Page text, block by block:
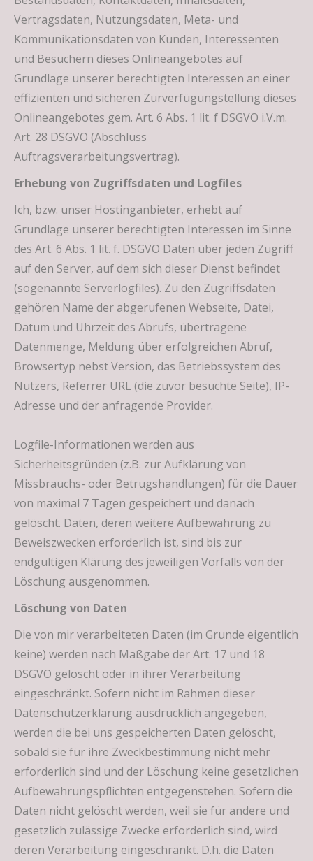
Vertragsdaten, Nutzungsdaten, Meta- und
Kommunikationsdaten von Kunden, Interessenten
und Besuchern dieses Onlineangebotes auf
Grundlage unserer berechtigten Interessen an einer
effizienten und sicheren Zurverfügungstellung dieses
Onlineangebotes gem. Art. 6 Abs. 1 lit. f DSGVO i.V.m.
Art. 28 DSGVO (Abschluss
Auftragsverarbeitungsvertrag).
Erhebung von Zugriffsdaten und Logfiles
Ich, bzw. unser Hostinganbieter, erhebt auf
Grundlage unserer berechtigten Interessen im Sinne
des Art. 6 Abs. 1 lit. f. DSGVO Daten über jeden Zugriff
auf den Server, auf dem sich dieser Dienst befindet
(sogenannte Serverlogfiles). Zu den Zugriffsdaten
gehören Name der abgerufenen Webseite, Datei,
Datum und Uhrzeit des Abrufs, übertragene
Datenmenge, Meldung über erfolgreichen Abruf,
Browsertyp nebst Version, das Betriebssystem des
Nutzers, Referrer URL (die zuvor besuchte Seite), IP-
Adresse und der anfragende Provider.
Logfile-Informationen werden aus
Sicherheitsgründen (z.B. zur Aufklärung von
Missbrauchs- oder Betrugshandlungen) für die Dauer
von maximal 7 Tagen gespeichert und danach
gelöscht. Daten, deren weitere Aufbewahrung zu
Beweiszwecken erforderlich ist, sind bis zur
endgültigen Klärung des jeweiligen Vorfalls von der
Löschung ausgenommen.
Löschung von Daten
Die von mir verarbeiteten Daten (im Grunde eigentlich
keine) werden nach Maßgabe der Art. 17 und 18
DSGVO gelöscht oder in ihrer Verarbeitung
eingeschränkt. Sofern nicht im Rahmen dieser
Datenschutzerklärung ausdrücklich angegeben,
werden die bei uns gespeicherten Daten gelöscht,
sobald sie für ihre Zweckbestimmung nicht mehr
erforderlich sind und der Löschung keine gesetzlichen
Aufbewahrungspflichten entgegenstehen. Sofern die
Daten nicht gelöscht werden, weil sie für andere und
gesetzlich zulässige Zwecke erforderlich sind, wird
deren Verarbeitung eingeschränkt. D.h. die Daten